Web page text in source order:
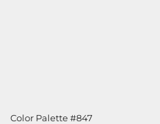
Color Palette #847